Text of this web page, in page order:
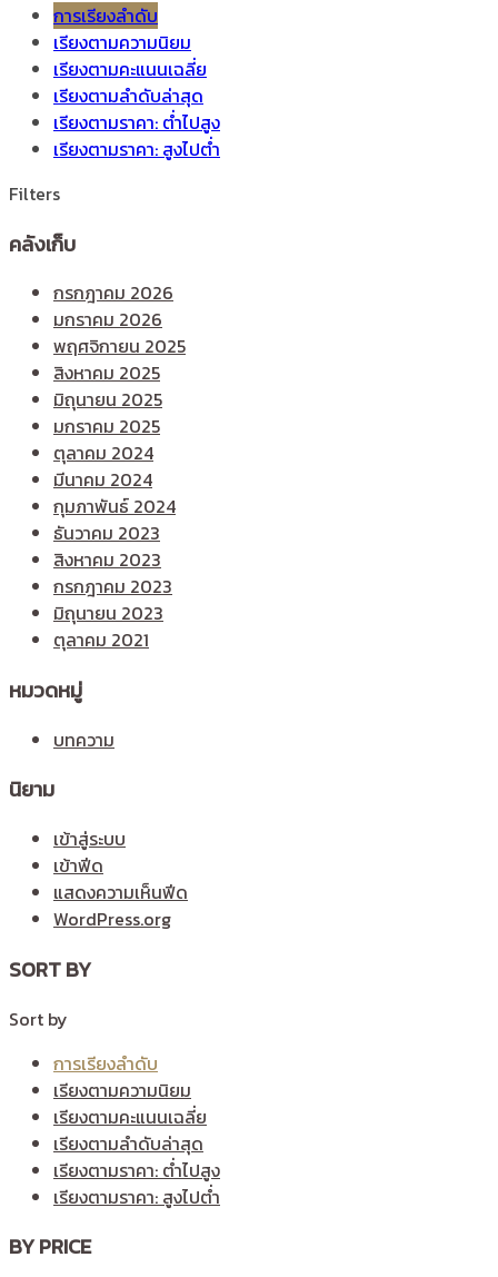
การเรียงลำดับ
เรียงตามความนิยม
เรียงตามคะแนนเฉลี่ย
เรียงตามลำดับล่าสุด
เรียงตามราคา: ต่ำไปสูง
เรียงตามราคา: สูงไปต่ำ
Filters
คลังเก็บ
กรกฎาคม 2026
มกราคม 2026
พฤศจิกายน 2025
สิงหาคม 2025
มิถุนายน 2025
มกราคม 2025
ตุลาคม 2024
มีนาคม 2024
กุมภาพันธ์ 2024
ธันวาคม 2023
สิงหาคม 2023
กรกฎาคม 2023
มิถุนายน 2023
ตุลาคม 2021
หมวดหมู่
บทความ
นิยาม
เข้าสู่ระบบ
เข้าฟีด
แสดงความเห็นฟีด
WordPress.org
SORT BY
Sort by
การเรียงลำดับ
เรียงตามความนิยม
เรียงตามคะแนนเฉลี่ย
เรียงตามลำดับล่าสุด
เรียงตามราคา: ต่ำไปสูง
เรียงตามราคา: สูงไปต่ำ
BY PRICE